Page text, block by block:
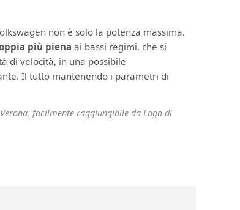
non è solo la potenza massima.
più piena ai bassi regimi, che si
di velocità, in una possibile
Il tutto mantenendo i parametri di
facilmente raggiungibile da Lago di